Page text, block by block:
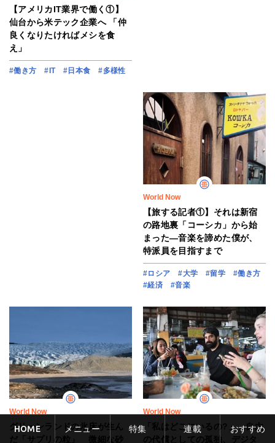
【アメリカIT業界で働く①】
仙台から米テック企業へ 「仲
良くなりたければメシを食
え」
#働き方 #IT #日本食 #多様性
World Now
【旅する記者①】それは新宿
の路地裏「コーシカ」から始
まった―音楽を諦めた僕が、
特派員を目指すまで
#ロシア #大学 #留学
#働き方
#経済
#音楽
World Now
グリーンランドの氷床が生ん
だ「サプリの粒」 微細な砂
World Now
「私はどこにいるの?」 自由
の代償としての孤独、デジタ
HOME メニュー 特集 連載 おすすめ